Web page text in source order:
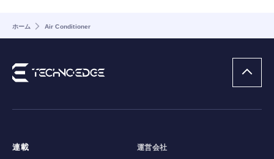
ホーム Air Conditioner
連載 運営会社